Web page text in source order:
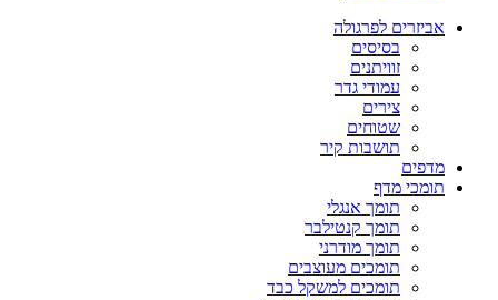
אביזרים לפרגולה
בסיסים
זוויתנים
עמודי גדר
צירים
שטוחים
תושבות קיר
מדפים
תומכי מדף
תומך אנגלי
תומך קנטילבר
תומך מודרני
תומכים מעוצבים
תומכים למשקל כבד